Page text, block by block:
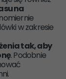
na
w zakresie
tak, aby
. Podobnie